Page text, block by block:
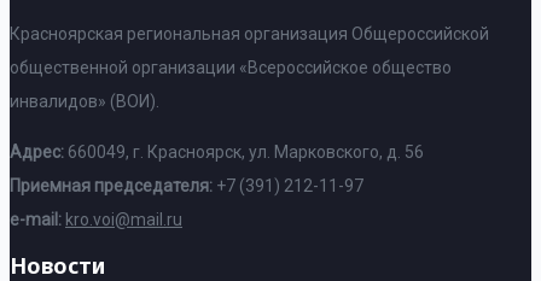
Красноярская региональная организация Общероссийской
общественной организации «Всероссийское общество
инвалидов» (ВОИ).
Адрес: 660049, г. Красноярск, ул. Марковского, д. 56
Приемная председателя: +7 (391) 212-11-97
e-mail: kro.voi@mail.ru
Новости